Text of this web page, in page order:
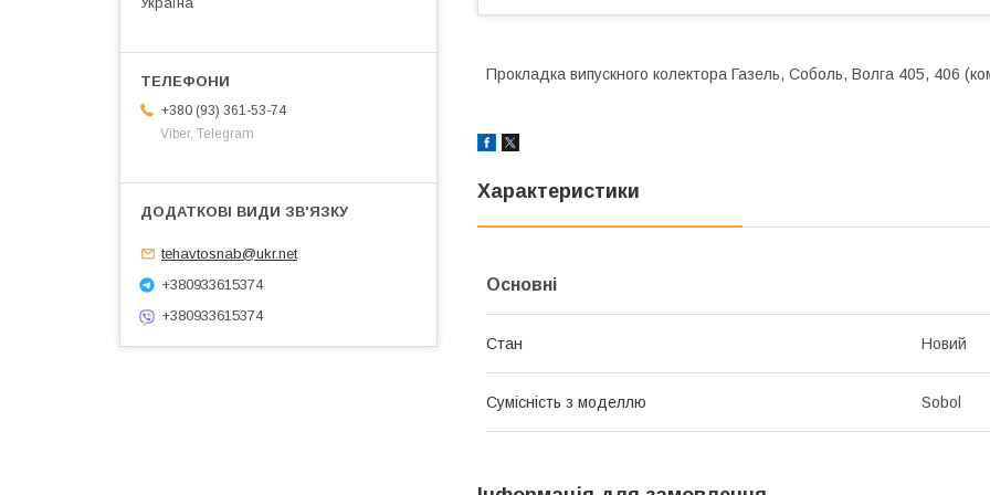
Прокладка випускного колектора Газель, Соболь, Волга 405, 406
Характеристики
Основні
Стан Новий
Сумісність з моделлю Sobol
+380 (93) 361-53-74
Viber, Telegram
tehavtosnab@ukr.net
+380933615374
+380933615374